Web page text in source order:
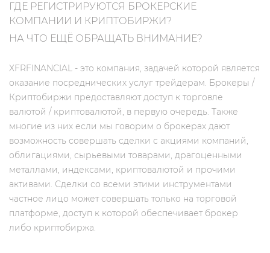
ГДЕ РЕГИСТРИРУЮТСЯ БРОКЕРСКИЕ
КОМПАНИИ И КРИПТОБИРЖИ?
НА ЧТО ЕЩЁ ОБРАЩАТЬ ВНИМАНИЕ?
XFRFINANCIAL - это компания, задачей которой является
оказание посреднических услуг трейдерам. Брокеры /
Криптобиржи предоставляют доступ к торговле
валютой / криптовалютой, в первую очередь. Также
многие из них если мы говорим о брокерах дают
возможность совершать сделки с акциями компаний,
облигациями, сырьевыми товарами, драгоценными
металлами, индексами, криптовалютой и прочими
активами. Сделки со всеми этими инструментами
частное лицо может совершать только на торговой
платформе, доступ к которой обеспечивает брокер
либо криптобиржа.